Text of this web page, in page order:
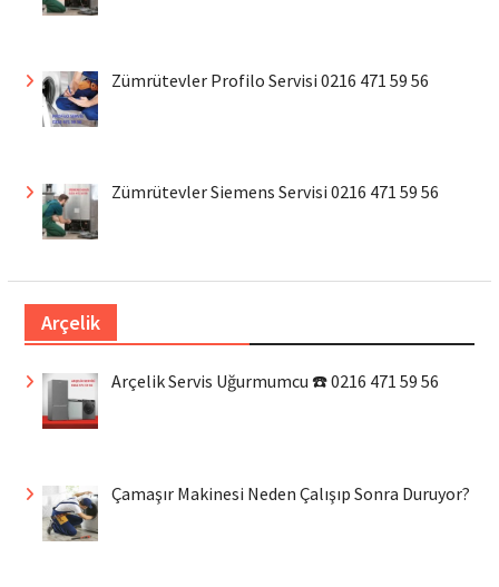
Zümrütevler Profilo Servisi 0216 471 59 56
Zümrütevler Siemens Servisi 0216 471 59 56
Arçelik
Arçelik Servis Uğurmumcu ☎️ 0216 471 59 56
Çamaşır Makinesi Neden Çalışıp Sonra Duruyor?